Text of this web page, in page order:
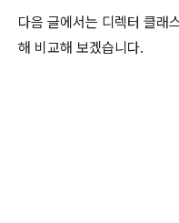
다음 글에서는 디렉터 클래
해 비교해 보겠습니다.